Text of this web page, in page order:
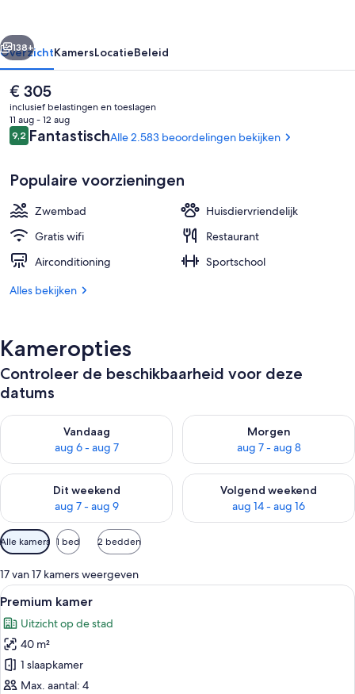
2 restaurants; ze serveren er ontbijt,
Volgende
138+
OverzichtKamersLocatieBeleid
De
huidige
prijs
is
€ 305
€ 305
inclusief belastingen en toeslagen
11 aug - 12 aug
Beoordelingen
9,29,2 op 10 –
FantastischAlle 2.583 beoordelingen bekijken
Populaire voorzieningen
Zwembad
Huisdiervriendelijk
Gratis wifi
Restaurant
Airconditioning
Sportschool
Alles bekijken
Kameropties
Controleer de beschikbaarheid voor deze
datums
Vandaag
aug 6 - aug 7
De beschikbaarheid controleren voor vanavond aug 6 - aug 7
Morgen
aug 7 - aug 8
De beschikbaarheid
Dit weekend
aug 7 - aug 9
De beschikbaarheid controleren voor dit weekend aug 7 -
Volgend weekend
aug 14 - aug 16
De beschikbaarheid
Beschikbare
filters
voor
kamers
Alle kamers 1 bed 2 bedden
17 van 17 kamers weergeven
Alle
foto's
voor
Premium
kamer
laden
Een moderne hotelkamer met een
5
Premium kamer
Uitzicht op de stad
40 m²
1 slaapkamer
Max. aantal: 4